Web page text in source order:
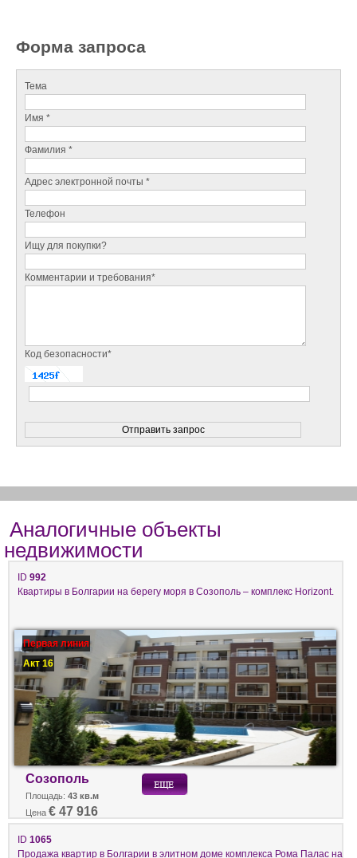
Форма запроса
Тема
Имя *
Фамилия *
Адрес электронной почты *
Телефон
Ищу для покупки?
Комментарии и требования*
Код безопасности*
Аналогичные объекты
недвижимости
ID 992
Квартиры в Болгарии на берегу моря в Созополь – комплекс Horizont.
Первая линия
Акт 16
Созополь
Площадь: 43 кв.м
Цена € 47 916
ID 1065
Продажа квартир в Болгарии в элитном доме комплекса Рома Палас на